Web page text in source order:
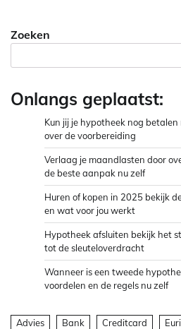
Zoeken
Onlangs geplaatst:
Kun jij je hypotheek nog
over de voorbereiding
Verlaag je maandlasten door
de beste aanpak nu zelf
Huren of kopen in 2025 bekijk
en wat voor jou werkt
Hypotheek afsluiten bekijk het
tot de sleuteloverdracht
Wanneer is een tweede
voordelen en de regels nu zelf
Advies Bank Creditcard